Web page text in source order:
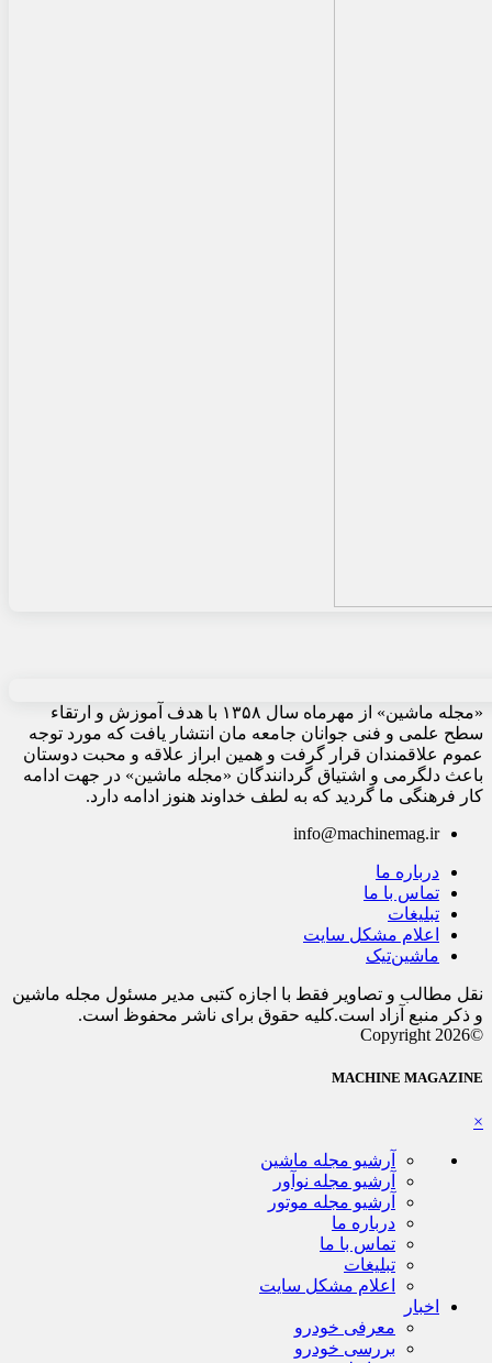
«مجله ماشین» از مهرماه سال ۱۳۵۸ با هدف آموزش و ارتقاء
سطح علمی و فنی جوانان جامعه مان انتشار یافت که مورد توجه
عموم علاقمندان قرار گرفت و همین ابراز علاقه و محبت دوستان
باعث دلگرمی و اشتیاق گردانندگان «مجله ماشین» در جهت ادامه
کار فرهنگی ما گردید که به لطف خداوند هنوز ادامه دارد.
info@machinemag.ir
درباره ما
تماس با ما
تبلیغات
اعلام مشکل سایت
ماشین‌تیک
نقل مطالب و تصاویر فقط با اجازه کتبی مدیر مسئول مجله ماشین
و ذکر منبع آزاد است.کلیه حقوق برای ناشر محفوظ است.
©Copyright 2026
MACHINE MAGAZINE
×
آرشیو مجله ماشین
آرشیو مجله نوآور
آرشیو مجله موتور
درباره ما
تماس با ما
تبلیغات
اعلام مشکل سایت
اخبار
معرفی خودرو
بررسی خودرو